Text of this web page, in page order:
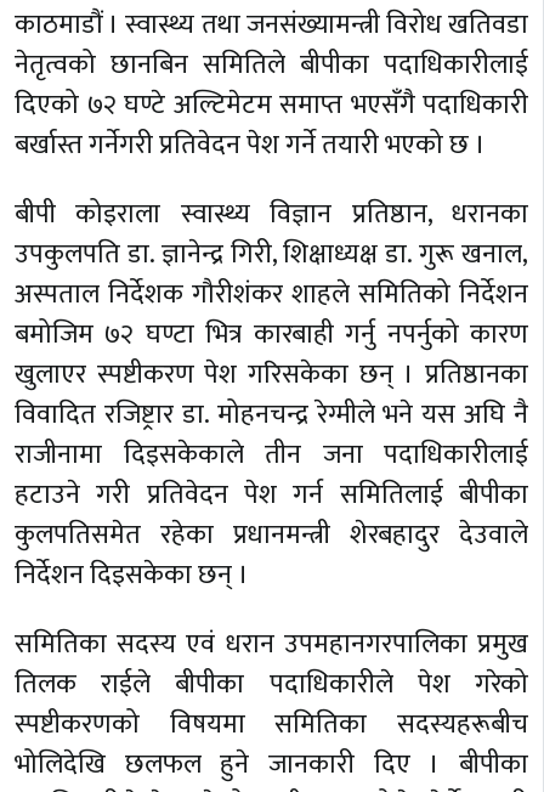
काठमाडौं । स्वास्थ्य तथा जनसंख्यामन्त्री विरोध खतिवडा
नेतृत्वको छानबिन समितिले बीपीका पदाधिकारीलाई
दिएको ७२ घण्टे अल्टिमेटम समाप्त भएसँगै पदाधिकारी
बर्खास्त गर्नेगरी प्रतिवेदन पेश गर्ने तयारी भएको छ ।
बीपी कोइराला स्वास्थ्य विज्ञान प्रतिष्ठान, धरानका
उपकुलपति डा. ज्ञानेन्द्र गिरी, शिक्षाध्यक्ष डा. गुरू खनाल,
अस्पताल निर्देशक गौरीशंकर शाहले समितिको निर्देशन
बमोजिम ७२ घण्टा भित्र कारबाही गर्नु नपर्नुको कारण
खुलाएर स्पष्टीकरण पेश गरिसकेका छन् । प्रतिष्ठानका
विवादित रजिष्ट्रार डा. मोहनचन्द्र रेग्मीले भने यस अघि नै
राजीनामा दिइसकेकाले तीन जना पदाधिकारीलाई
हटाउने गरी प्रतिवेदन पेश गर्न समितिलाई बीपीका
कुलपतिसमेत रहेका प्रधानमन्त्री शेरबहादुर देउवाले
निर्देशन दिइसकेका छन् ।
समितिका सदस्य एवं धरान उपमहानगरपालिका प्रमुख
तिलक राईले बीपीका पदाधिकारीले पेश गरेको
स्पष्टीकरणको विषयमा समितिका सदस्यहरूबीच
भोलिदेखि छलफल हुने जानकारी दिए । बीपीका